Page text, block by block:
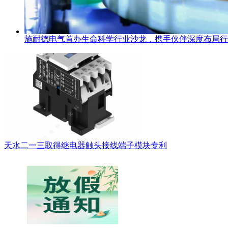
施耐德电气首办生命科学行业沙龙，携手伙伴深度布局
天水二一三取得继电器触头接线端子模块专利